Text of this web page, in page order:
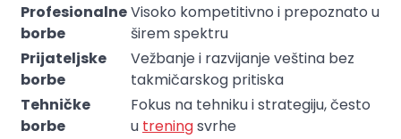
Profesionalne
borbe
Visoko kompetitivno i prepoznato u
širem spektru
Prijateljske
borbe
Vežbanje i razvijanje veština bez
takmičarskog pritiska
Tehničke
borbe
Fokus na tehniku i strategiju, često
u treningsvrhe